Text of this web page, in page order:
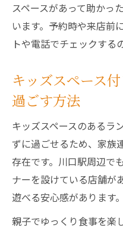
スペースがあって助かっ
います。予約時や来店前
トや電話でチェックする
キッズスペース
過ごす方法
キッズスペースのあるラ
ずに過ごせるため、家族
存在です。川口駅周辺で
ナーを設けている店舗が
遊べる安心感があります。
親子でゆっくり食事を楽